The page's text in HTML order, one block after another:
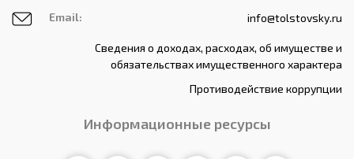
Email: info@tolstovsky.ru
Сведения о доходах, расходах, об имуществе и
обязательствах имущественного характера
Противодействие коррупции
Информационные ресурсы